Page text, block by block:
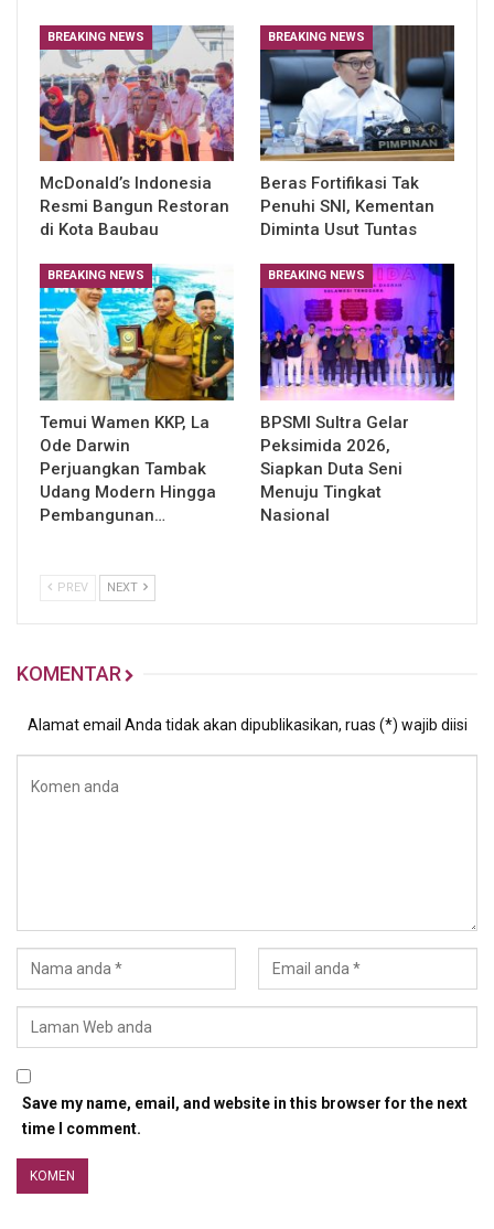
BREAKING NEWS
McDonald’s Indonesia
Resmi Bangun Restoran
di Kota Baubau
BREAKING NEWS
Beras Fortifikasi Tak
Penuhi SNI, Kementan
Diminta Usut Tuntas
BREAKING NEWS
Temui Wamen KKP, La
Ode Darwin
Perjuangkan Tambak
Udang Modern Hingga
Pembangunan…
BREAKING NEWS
BPSMI Sultra Gelar
Peksimida 2026,
Siapkan Duta Seni
Menuju Tingkat
Nasional
PREV NEXT
KOMENTAR
Alamat email Anda tidak akan dipublikasikan, ruas (*) wajib diisi
Save my name, email, and website in this browser for the next
time I comment.